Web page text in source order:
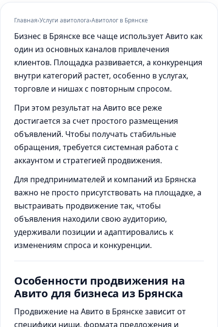
Главная›Услуги авитолога›Авитолог в Брянске
Бизнес в Брянске все чаще использует Авито как
один из основных каналов привлечения
клиентов. Площадка развивается, а конкуренция
внутри категорий растет, особенно в услугах,
торговле и нишах с повторным спросом.
При этом результат на Авито все реже
достигается за счет простого размещения
объявлений. Чтобы получать стабильные
обращения, требуется системная работа с
аккаунтом и стратегией продвижения.
Для предпринимателей и компаний из Брянска
важно не просто присутствовать на площадке, а
выстраивать продвижение так, чтобы
объявления находили свою аудиторию,
удерживали позиции и адаптировались к
изменениям спроса и конкуренции.
Особенности продвижения на
Авито для бизнеса из Брянска
Продвижение на Авито в Брянске зависит от
специфики ниши, формата предложения и